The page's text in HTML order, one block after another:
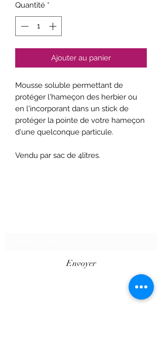
Quantité *
Ajouter au panier
Mousse soluble permettant de
protéger l'hameçon des herbier ou
en l'incorporant dans un stick de
protéger la pointe de votre hameçon
d'une quelconque particule.
Vendu par sac de 4litres.
Envoyer